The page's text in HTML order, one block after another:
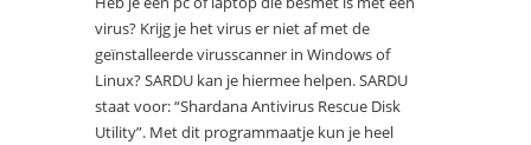
virus? Krijg je het virus er niet af met de
geïnstalleerde virusscanner in Windows of
Linux? SARDU kan je hiermee helpen. SARDU
staat voor: “Shardana Antivirus Rescue Disk
Utility”. Met dit programmaatje kun je heel